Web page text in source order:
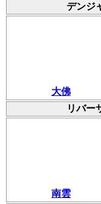
デンジ
大佛
リバー
南雲